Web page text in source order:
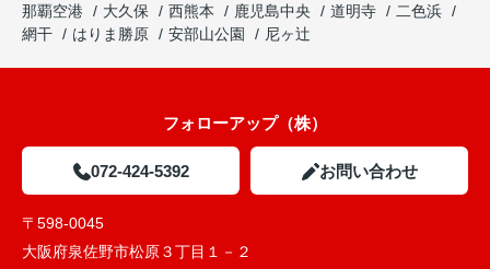
那覇空港
大久保 西熊本 鹿児島中央 道明寺
二色浜
網干
はりま勝原 安部山公園 尼ヶ辻
フォローアップ（株）
072-424-5392 お問い合わせ
〒598-0045
大阪府泉佐野市松原３丁目１－２